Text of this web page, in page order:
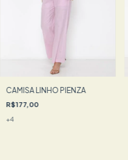
CAMISA LINHO PIENZA
R$177,00
+4